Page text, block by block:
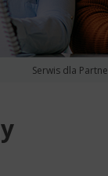
Serwis dla